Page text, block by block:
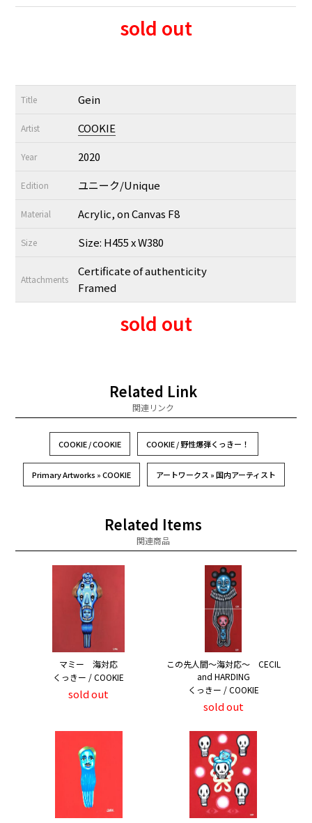
sold out
Title Gein
Artist COOKIE
Year 2020
Edition ユニーク/Unique
Material Acrylic, on Canvas F8
Size Size: H455 x W380
Attachments
Certificate of authenticity
Framed
sold out
Related Link
関連リンク
COOKIE / COOKIE COOKIE / 野性爆弾くっきー！
Primary Artworks » COOKIE アートワークス » 国内アーティスト
Related Items
関連商品
マミー 海対応
くっきー / COOKIE
sold out
この先人間～海対応～ CECIL
and HARDING
くっきー / COOKIE
sold out